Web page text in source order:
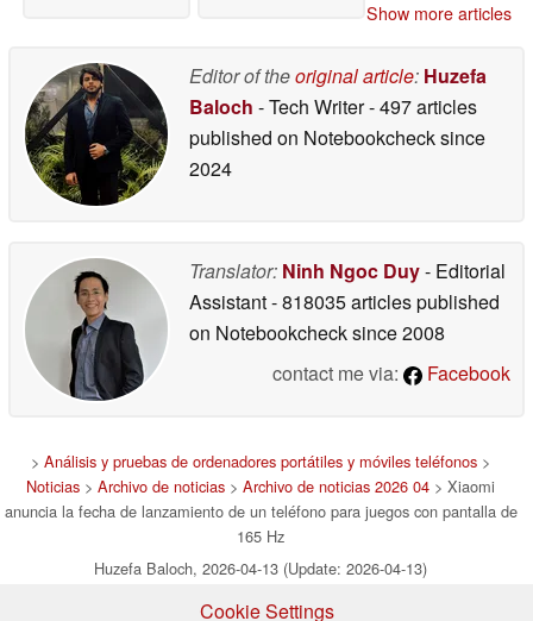
Show more articles
Editor of theoriginal article: Huzefa
Baloch - Tech Writer- 497 articles
published on Notebookchecksince
2024
Translator: Ninh Ngoc Duy- Editorial
Assistant- 818035 articles published
on Notebookchecksince 2008
contact me via:
Facebook
> Análisis y pruebas de ordenadores portátiles y móviles teléfonos >
Noticias > Archivo de noticias > Archivo de noticias 2026 04 > Xiaomi
anuncia la fecha de lanzamiento de un teléfono para juegos con pantalla de
165 Hz
Huzefa Baloch, 2026-04-13 (Update: 2026-04-13)
Cookie Settings